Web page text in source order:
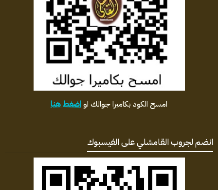
امسح الكود بكاميرا جوالك اواضغط هنا
انضم لجروب القامشلي على الفيسبوك